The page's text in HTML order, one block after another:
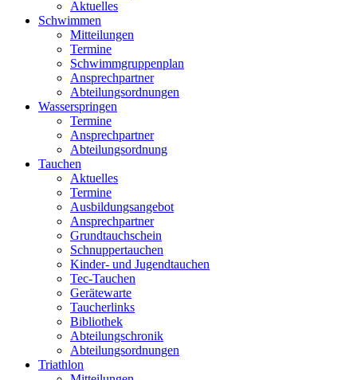
Aktuelles
Schwimmen
Mitteilungen
Termine
Schwimmgruppenplan
Ansprechpartner
Abteilungsordnungen
Wasserspringen
Termine
Ansprechpartner
Abteilungsordnung
Tauchen
Aktuelles
Termine
Ausbildungsangebot
Ansprechpartner
Grundtauchschein
Schnuppertauchen
Kinder- und Jugendtauchen
Tec-Tauchen
Gerätewarte
Taucherlinks
Bibliothek
Abteilungschronik
Abteilungsordnungen
Triathlon